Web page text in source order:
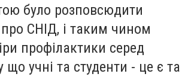
було розповсюдити
СНІД, і таким чином
профілактики серед
що учні та студенти - це є та